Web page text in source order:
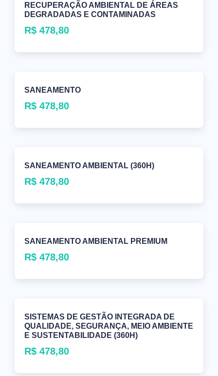
RECUPERAÇÃO AMBIENTAL DE ÁREAS
DEGRADADAS E CONTAMINADAS
R$ 478,80
SANEAMENTO
R$ 478,80
SANEAMENTO AMBIENTAL (360H)
R$ 478,80
SANEAMENTO AMBIENTAL PREMIUM
R$ 478,80
SISTEMAS DE GESTÃO INTEGRADA DE
QUALIDADE, SEGURANÇA, MEIO AMBIENTE
E SUSTENTABILIDADE (360H)
R$ 478,80